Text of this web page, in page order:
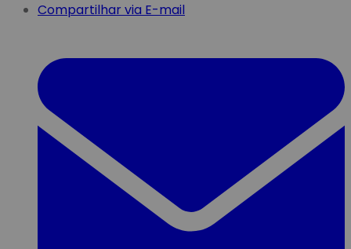
Compartilhar via E-mail